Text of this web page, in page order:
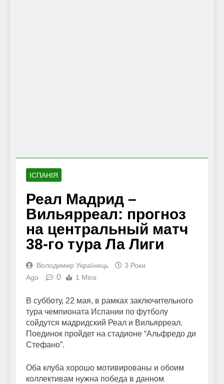
ІСПАНІЯ
Реал Мадрид –
Вильярреал: прогноз
на центральный матч
38-го тура Ла Лиги
Володимир Українець
3 Роки
Ago
0 1 Mins
В субботу, 22 мая, в рамках заключительного
тура чемпионата Испании по футболу
сойдутся мадридский Реал и Вильярреал.
Поединок пройдет на стадионе “Альфредо ди
Стефано”.
Оба клуба хорошо мотивированы и обоим
коллективам нужна победа в данном